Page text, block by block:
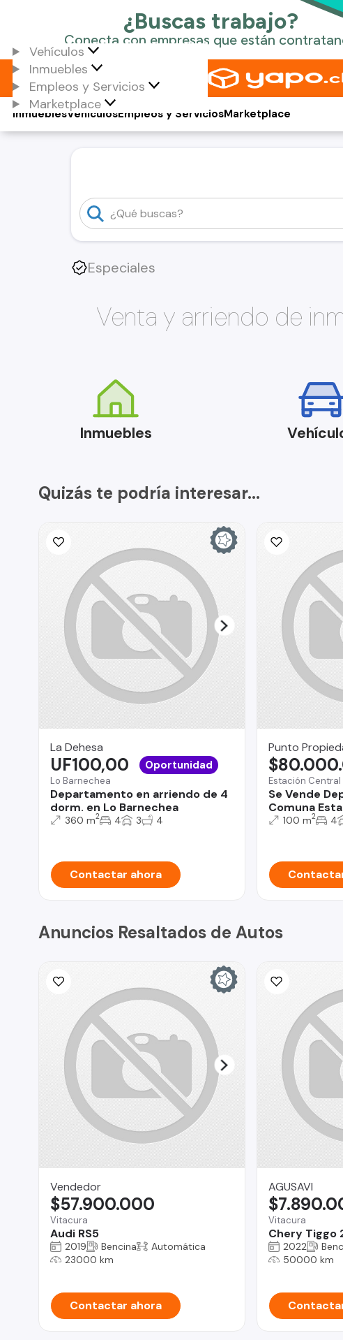
Vehículos
Inmuebles
Empleos y Servicios
Marketplace
Vehículos
Inmuebles Empleos y ServiciosMarketplace
Especiales
Venta y arriendo de
Inmuebles
Quizás te podría interesar...
La Dehesa
Lo Barnechea
Departamento en arriendo de 4
dorm. en Lo Barnechea
UF100,00 Oportunidad
360 m2 4 3 4
Contactar ahora
Punto
Estación Central
Se Vende
Comuna
100 m2 4
Anuncios Resaltados de Autos
Vendedor
Vitacura
Audi RS5
$57.900.000
2019 Bencina
Automática
23000 km
Contactar ahora
AGUSAVI
Vitacura
Chery Tiggo
2022
50000 km